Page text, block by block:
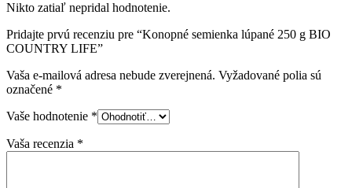
Nikto zatiaľ nepridal hodnotenie.
Pridajte prvú recenziu pre “Konopné semienka lúpané 250 g BIO
COUNTRY LIFE”
Vaša e-mailová adresa nebude zverejnená. Vyžadované polia sú
označené *
Vaše hodnotenie *
Vaša recenzia *